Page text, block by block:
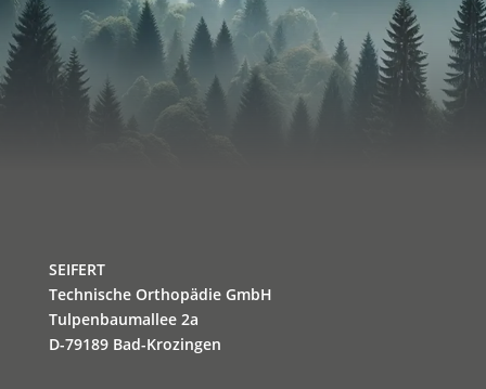
SEIFERT
Technische Orthopädie GmbH
Tulpenbaumallee 2a
D-79189 Bad-Krozingen